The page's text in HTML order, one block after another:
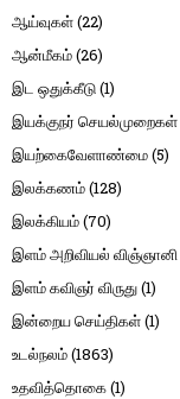
ஆய்வுகள்(22)
ஆன்மீகம்(26)
இட ஒதுக்கீடு(1)
இயக்குநர் செயல்முறைகள்
இயற்கைவேளாண்மை(5)
இலக்கணம்(128)
இலக்கியம்(70)
இளம் அறிவியல் விஞ்ஞானி
இளம் கவிஞர் விருது(1)
இன்றைய செய்திகள்(1)
உடல்நலம்(1863)
உதவித்தொகை(1)